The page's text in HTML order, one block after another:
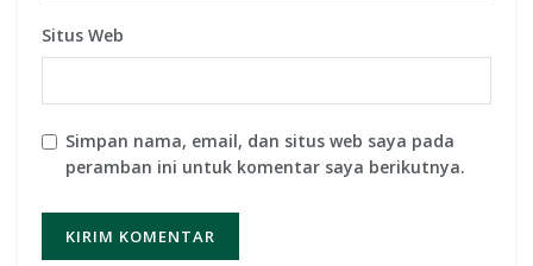
Situs Web
Simpan nama, email, dan situs web saya pada
peramban ini untuk komentar saya berikutnya.